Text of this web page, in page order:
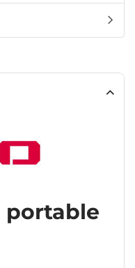
portable